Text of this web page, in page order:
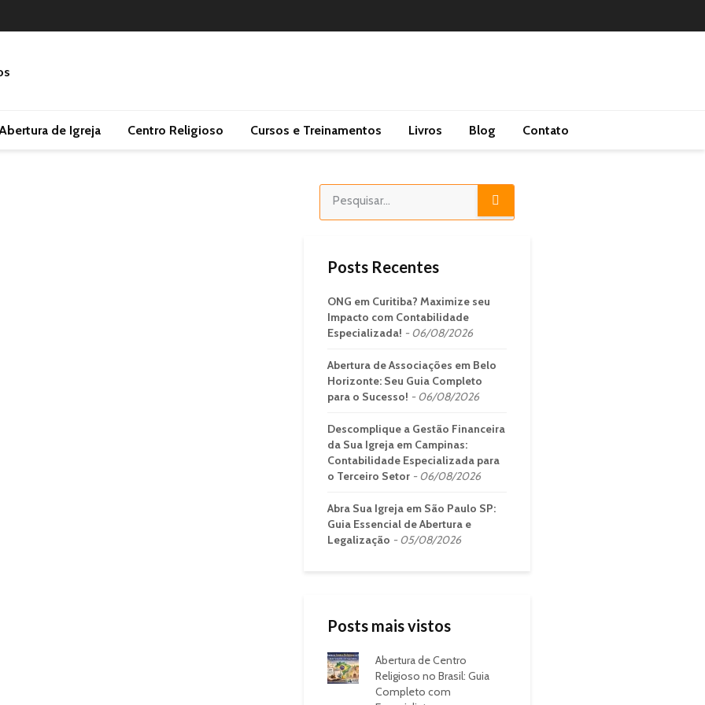
de Igreja Centro Religioso Cursos e Treinamentos Livros Blog Contato
Posts Recentes
ONG em Curitiba? Maximize seu
Impacto com Contabilidade
Especializada!
06/08/2026
Abertura de Associações em Belo
Horizonte: Seu Guia Completo
para o Sucesso!
06/08/2026
Descomplique a Gestão Financeira
da Sua Igreja em Campinas:
Contabilidade Especializada para
o Terceiro Setor
06/08/2026
Abra Sua Igreja em São Paulo SP:
Guia Essencial de Abertura e
Legalização
05/08/2026
Posts mais vistos
Abertura de Centro
Religioso no Brasil: Guia
Completo com